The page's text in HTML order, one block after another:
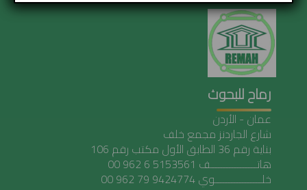
رماح للبحوث
عمان - الأردن
شارع الجاردنز مجمع خلف
بناية رقم 36 الطابق الأول مكتب رقم 106
هاتـــــــــــــــــف 5153561 6 962 00
خلـــــــــــــــــوي 9424774 79 962 00